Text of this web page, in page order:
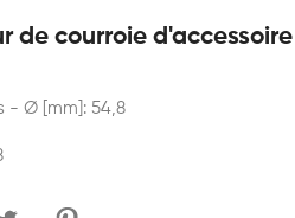
de courroie d'accessoire
- Ø [mm]: 54,8